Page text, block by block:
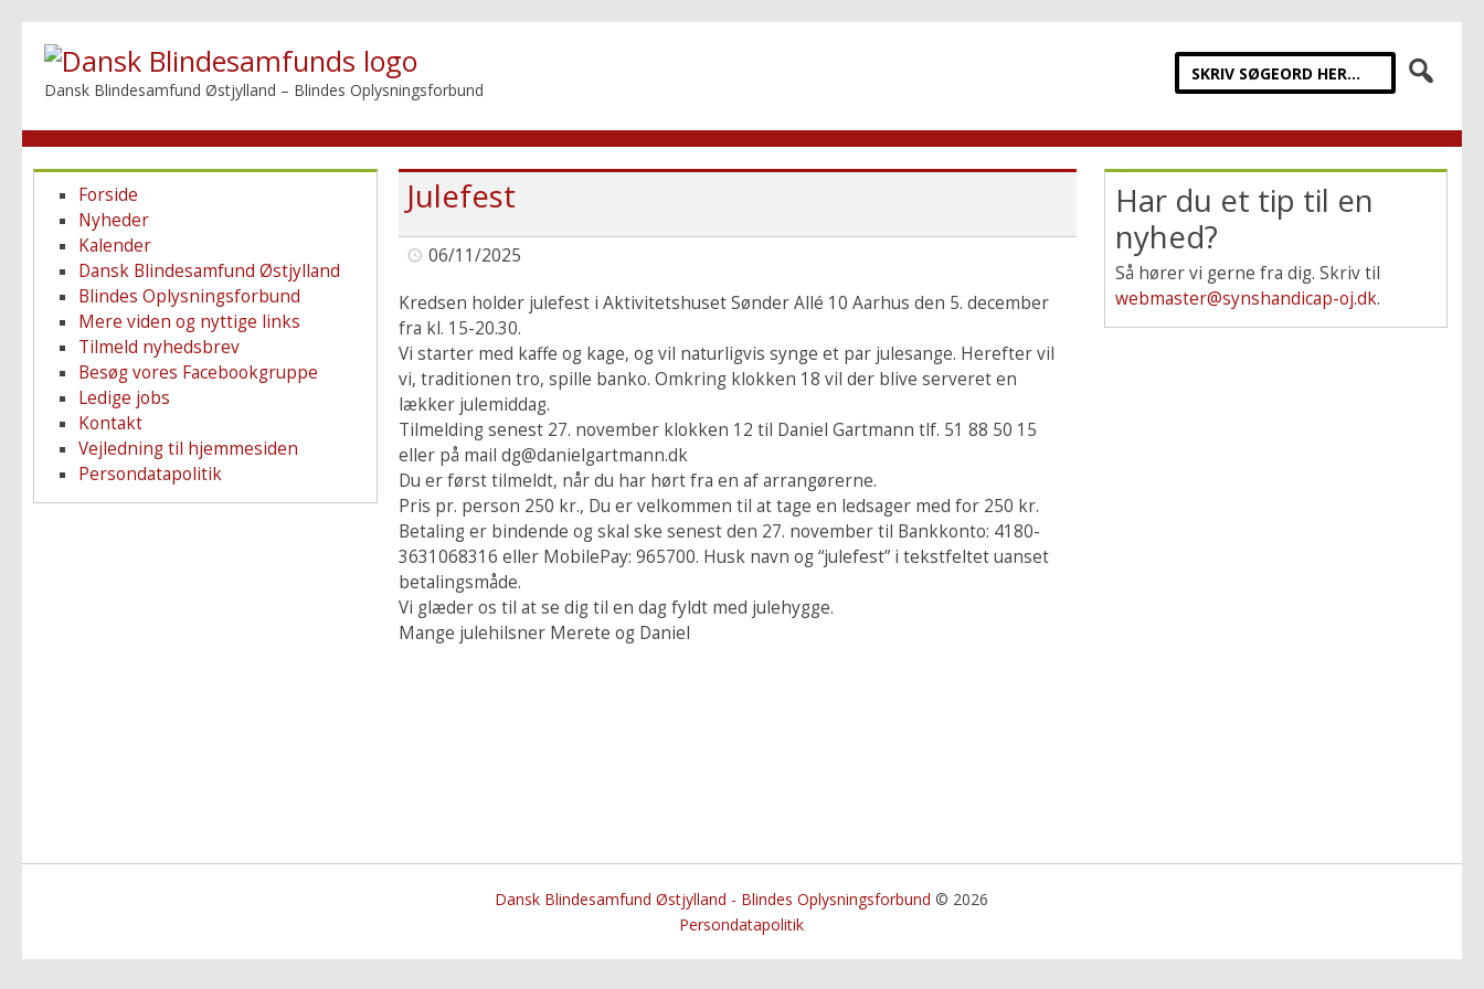
Dansk Blindesamfund Østjylland – Blindes Oplysningsforbund
Julefest
06/11/2025
Kredsen holder julefest i Aktivitetshuset Sønder Allé 10 Aarhus den 5. december
fra kl. 15-20.30.
Vi starter med kaffe og kage, og vil naturligvis synge et par julesange. Herefter vil
vi, traditionen tro, spille banko. Omkring klokken 18 vil der blive serveret en
lækker julemiddag.
Tilmelding senest 27. november klokken 12 til Daniel Gartmann tlf. 51 88 50 15
eller på mail dg@danielgartmann.dk
Du er først tilmeldt, når du har hørt fra en af arrangørerne.
Pris pr. person 250 kr., Du er velkommen til at tage en ledsager med for 250 kr.
Betaling er bindende og skal ske senest den 27. november til Bankkonto: 4180-
3631068316 eller MobilePay: 965700. Husk navn og “julefest” i tekstfeltet uanset
betalingsmåde.
Vi glæder os til at se dig til en dag fyldt med julehygge.
Mange julehilsner Merete og Daniel
Forside
Nyheder
Kalender
Dansk Blindesamfund Østjylland
Blindes Oplysningsforbund
Mere viden og nyttige links
Tilmeld nyhedsbrev
Besøg vores Facebookgruppe
Ledige jobs
Kontakt
Vejledning til hjemmesiden
Persondatapolitik
Har du et tip til en
nyhed?
Så hører vi gerne fra dig. Skriv til
webmaster@synshandicap-oj.dk.
Dansk Blindesamfund Østjylland - Blindes Oplysningsforbund © 2026
Persondatapolitik